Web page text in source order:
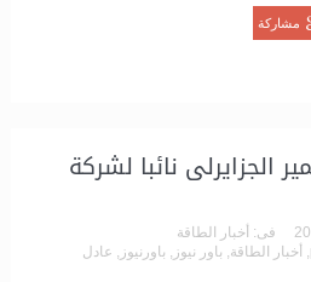
مشاركة
الجزايرلى نائبا لشركة
فى: أخبار الطاقة
, أخبار الطاقة, باور نيوز , باورنيوز , عادل